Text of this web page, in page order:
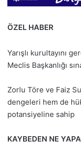
ÖZEL HABER
Yarışlı kurultayını
Meclis Başkanlığı
Zorlu Töre ve Faiz
dengeleri hem de
potansiyeline sahip
KAYBEDEN NE